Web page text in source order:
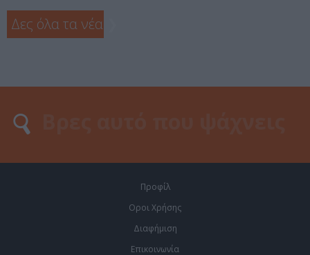
Δες όλα τα νέα
Προφίλ
Οροι Χρήσης
Διαφήμιση
Επικοινωνία